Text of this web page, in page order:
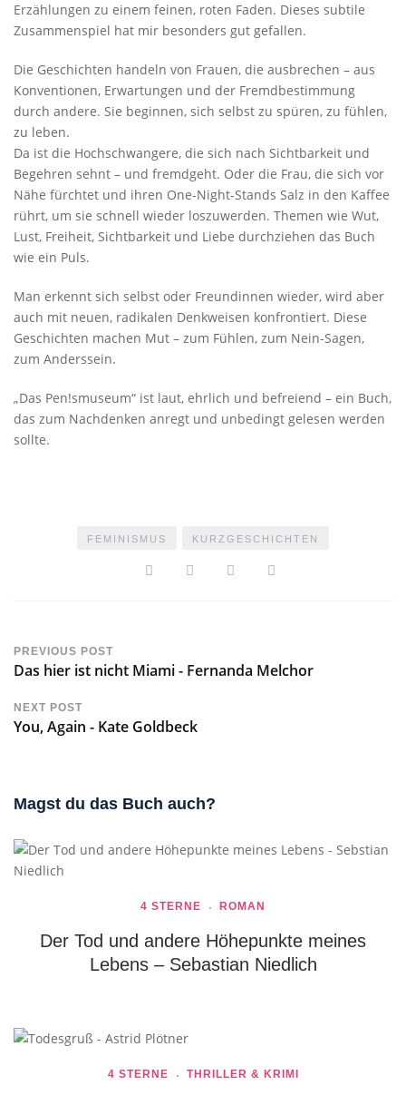
Erzählungen zu einem feinen, roten Faden. Dieses subtile
Zusammenspiel hat mir besonders gut gefallen.
Die Geschichten handeln von Frauen, die ausbrechen – aus
Konventionen, Erwartungen und der Fremdbestimmung
durch andere. Sie beginnen, sich selbst zu spüren, zu fühlen,
zu leben.
Da ist die Hochschwangere, die sich nach Sichtbarkeit und
Begehren sehnt – und fremdgeht. Oder die Frau, die sich vor
Nähe fürchtet und ihren One-Night-Stands Salz in den Kaffee
rührt, um sie schnell wieder loszuwerden. Themen wie Wut,
Lust, Freiheit, Sichtbarkeit und Liebe durchziehen das Buch
wie ein Puls.
Man erkennt sich selbst oder Freundinnen wieder, wird aber
auch mit neuen, radikalen Denkweisen konfrontiert. Diese
Geschichten machen Mut – zum Fühlen, zum Nein-Sagen,
zum Anderssein.
„Das Pen!smuseum“ ist laut, ehrlich und befreiend – ein Buch,
das zum Nachdenken anregt und unbedingt gelesen werden
sollte.
FEMINISMUS KURZGESCHICHTEN
PREVIOUS POST
Das hier ist nicht Miami - Fernanda Melchor
NEXT POST
You, Again - Kate Goldbeck
Magst du das Buch auch?
4 STERNE ROMAN
Der Tod und andere Höhepunkte meines
Lebens – Sebastian Niedlich
4 STERNE THRILLER & KRIMI